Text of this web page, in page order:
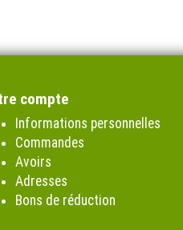
compte
Informations personnelles
Commandes
Avoirs
Adresses
Bons de réduction